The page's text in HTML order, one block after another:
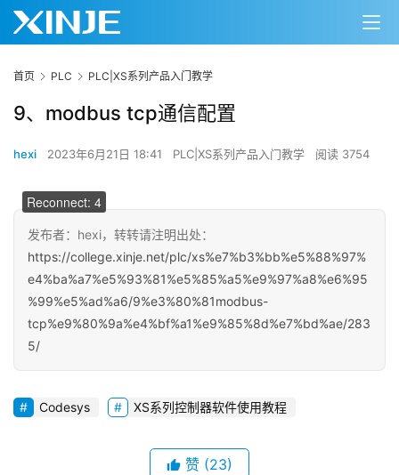
首页 PLC PLC|XS系列产品入门教学
9、modbus tcp通信配置
hexi 2023年6月21日 18:41 PLC|XS系列产品入门教学 阅读 3754
Reconnect: 4
发布者：hexi，转转请注明出处：
https://college.xinje.net/plc/xs%e7%b3%bb%e5%88%97%
e4%ba%a7%e5%93%81%e5%85%a5%e9%97%a8%e6%95
%99%e5%ad%a6/9%e3%80%81modbus-
tcp%e9%80%9a%e4%bf%a1%e9%85%8d%e7%bd%ae/283
5/
Codesys XS系列控制器软件使用教程
赞 (23)